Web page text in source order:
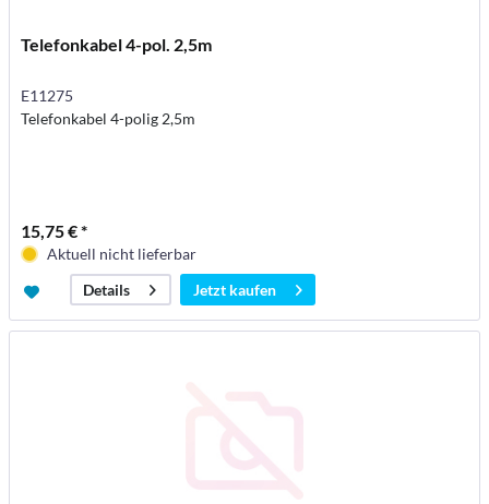
Telefonkabel 4-pol. 2,5m
E11275
Telefonkabel 4-polig 2,5m
15,75 € *
Aktuell nicht lieferbar
Details
Jetzt kaufen